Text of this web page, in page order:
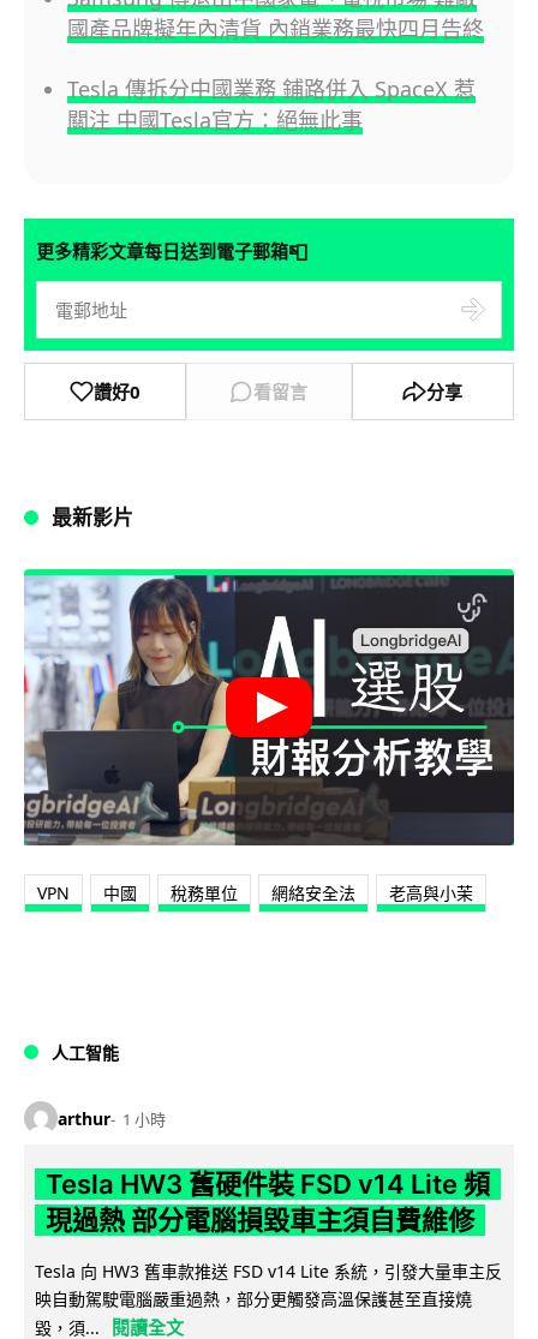
國產品牌擬年內清貨 內銷業務最快四月告終
Tesla 傳拆分中國業務 鋪路併入 SpaceX 惹
關注 中國Tesla官方：絕無此事
更多精彩文章每日送到電子郵箱📮
讚好0 看留言 分享
最新影片
VPN 中國 稅務單位 網絡安全法 老高與小茉
人工智能
arthur 1 小時
Tesla HW3 舊硬件裝 FSD v14 Lite 頻
現過熱 部分電腦損毀車主須自費維修
Tesla 向 HW3 舊車款推送 FSD v14 Lite 系統，引發大量車主反
映自動駕駛電腦嚴重過熱，部分更觸發高溫保護甚至直接燒
毀，須...
閱讀全文